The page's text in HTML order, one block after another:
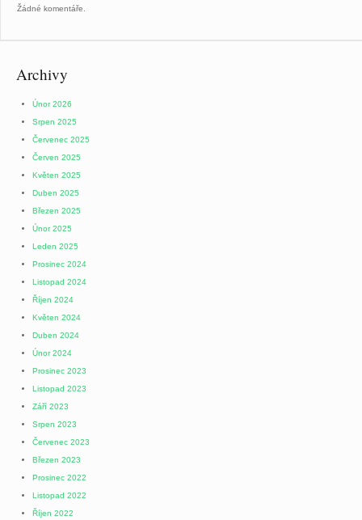
Žádné komentáře.
Archivy
Únor 2026
Srpen 2025
Červenec 2025
Červen 2025
Květen 2025
Duben 2025
Březen 2025
Únor 2025
Leden 2025
Prosinec 2024
Listopad 2024
Říjen 2024
Květen 2024
Duben 2024
Únor 2024
Prosinec 2023
Listopad 2023
Září 2023
Srpen 2023
Červenec 2023
Březen 2023
Prosinec 2022
Listopad 2022
Říjen 2022